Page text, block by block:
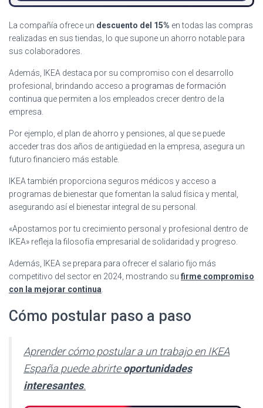
La compañía ofrece un descuento del 15% en todas las compras
realizadas en sus tiendas, lo que supone un ahorro notable para
sus colaboradores.
Además, IKEA destaca por su compromiso con el desarrollo
profesional, brindando acceso a programas de formación
continua que permiten a los empleados crecer dentro de la
empresa.
Por ejemplo, el plan de ahorro y pensiones, al que se puede
acceder tras dos años de antigüedad en la empresa, asegura un
futuro financiero más estable.
IKEA también proporciona seguros médicos y acceso a
programas de bienestar que fomentan la salud física y mental,
asegurando así el bienestar integral de su personal.
«Apostamos por tu crecimiento personal y profesional dentro de
IKEA» refleja la filosofía empresarial de solidaridad y progreso.
Además, IKEA se prepara para ofrecer el salario fijo más
competitivo del sector en 2024, mostrando su firme compromiso
con la mejorar continua
Cómo postular paso a paso
Aprender cómo postular a un trabajo en IKEA
España puede abrirteoportunidades
interesantes.